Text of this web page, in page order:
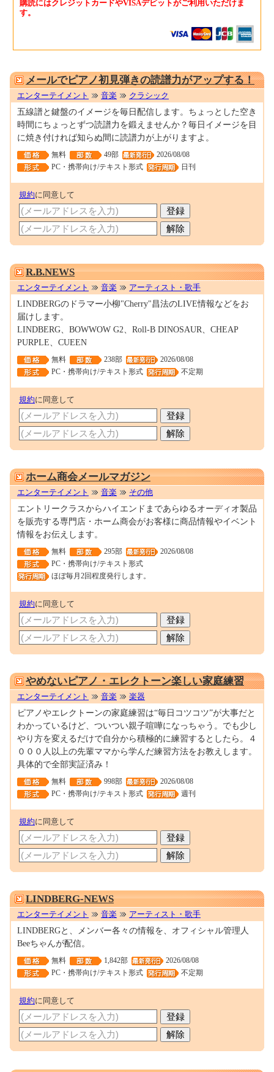
購読にはクレジットカードやVISAデビットがご利用いただけま
す。
メールでピアノ初見弾きの読譜力がアップする！
エンターテイメント 音楽 クラシック
五線譜と鍵盤のイメージを毎日配信します。ちょっとした空き
時間にちょっとずつ読譜力を鍛えませんか？毎日イメージを目
に焼き付ければ知らぬ間に読譜力が上がりますよ。
無料 49部
2026/08/08
PC・携帯向け/テキスト形式
日刊
規約に同意して
R.B.NEWS
エンターテイメント 音楽 アーティスト・歌手
LINDBERGのドラマー小柳"Cherry"昌法のLIVE情報などをお
届けします。
LINDBERG、BOWWOW G2、Roll-B DINOSAUR、CHEAP
PURPLE、CUEEN
無料 238部
2026/08/08
PC・携帯向け/テキスト形式
不定期
規約に同意して
ホーム商会メールマガジン
エンターテイメント 音楽 その他
エントリークラスからハイエンドまであらゆるオーディオ製品
を販売する専門店・ホーム商会がお客様に商品情報やイベント
情報をお伝えします。
無料 295部
2026/08/08
PC・携帯向け/テキスト形式
ほぼ毎月2回程度発行します。
規約に同意して
やめないピアノ・エレクトーン楽しい家庭練習
エンターテイメント 音楽 楽器
ピアノやエレクトーンの家庭練習は“毎日コツコツ”が大事だと
わかっているけど、ついつい親子喧嘩になっちゃう。でも少し
やり方を変えるだけで自分から積極的に練習するとしたら。４
０００人以上の先輩ママから学んだ練習方法をお教えします。
具体的で全部実証済み！
無料 998部
2026/08/08
PC・携帯向け/テキスト形式
週刊
規約に同意して
LINDBERG-NEWS
エンターテイメント 音楽 アーティスト・歌手
LINDBERGと、メンバー各々の情報を、オフィシャル管理人
Beeちゃんが配信。
無料 1,842部
2026/08/08
PC・携帯向け/テキスト形式
不定期
規約に同意して